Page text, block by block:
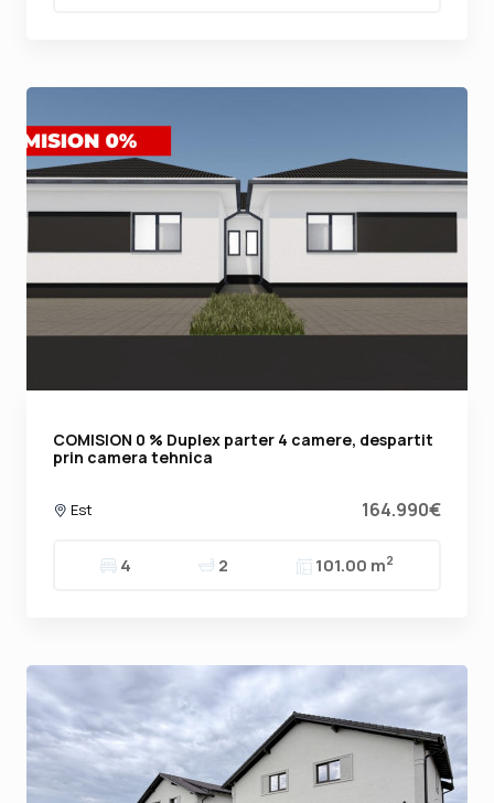
COMISION 0 % Duplex parter 4 camere, despartit
prin camera tehnica
Est 164.990€
4 2 101.00 m2